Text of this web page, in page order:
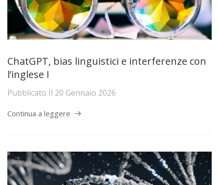
ChatGPT, bias linguistici e interferenze con
l’inglese I
Pubblicato Il 20 Gennaio 2026
Continua a leggere